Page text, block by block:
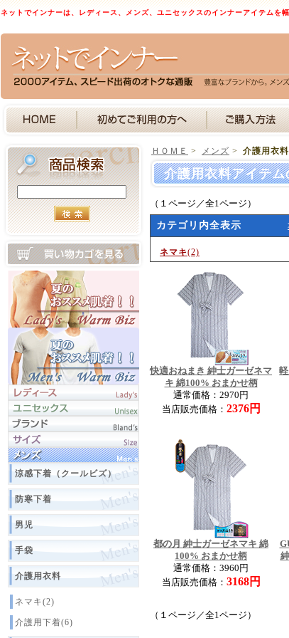
ネットでインナーは、レディース、メンズ、ユニセックスのインナーアイテムを
涼感下着（クールビズ）
防寒下着
男児
手袋
介護用衣料
ネマキ(2)
介護用下着(6)
ＨＯＭＥ > メンズ > 介護用衣料
介護用衣料アイテ
（１ページ／全1ページ）
カテゴリ内全表示
ネマキ(2)
快適おねまき 紳士ガーゼネマ
キ 綿100% おまかせ柄
通常価格：2970円
当店販売価格： 2376円
都の月 紳士ガーゼネマキ 綿
100% おまかせ柄
通常価格：3960円
当店販売価格： 3168円
（１ページ／全1ページ）